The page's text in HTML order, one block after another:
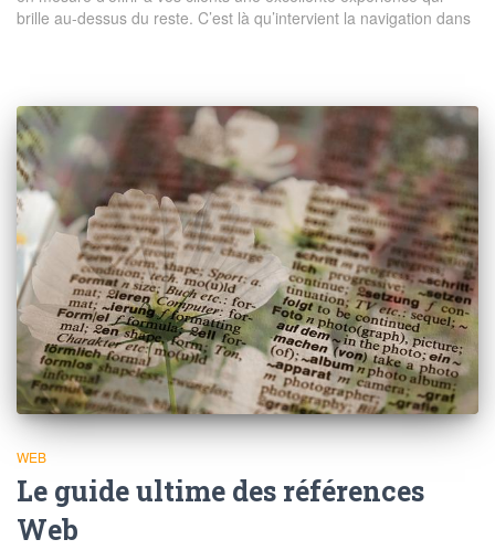
brille au-dessus du reste. C’est là qu’intervient la navigation dans
WEB
Le guide ultime des références
Web